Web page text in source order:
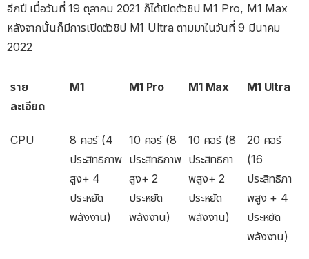
อีกปี เมื่อวันที่ 19 ตุลาคม 2021 ก็ได้เปิดตัวชิป M1 Pro, M1 Max
หลังจากนั้นก็มีการเปิดตัวชิป M1 Ultra ตามมาในวันที่ 9 มีนาคม
2022
ราย
ละเอียด
M1 M1 Pro M1 Max M1 Ultra
CPU
8 คอร์ (4
ประสิทธิภาพ
สูง+ 4
ประหยัด
พลังงาน)
10 คอร์ (8
ประสิทธิภาพ
สูง+ 2
ประหยัด
พลังงาน)
10 คอร์ (8
ประสิทธิภา
พสูง+ 2
ประหยัด
พลังงาน)
20 คอร์
(16
ประสิทธิภา
พสูง + 4
ประหยัด
พลังงาน)